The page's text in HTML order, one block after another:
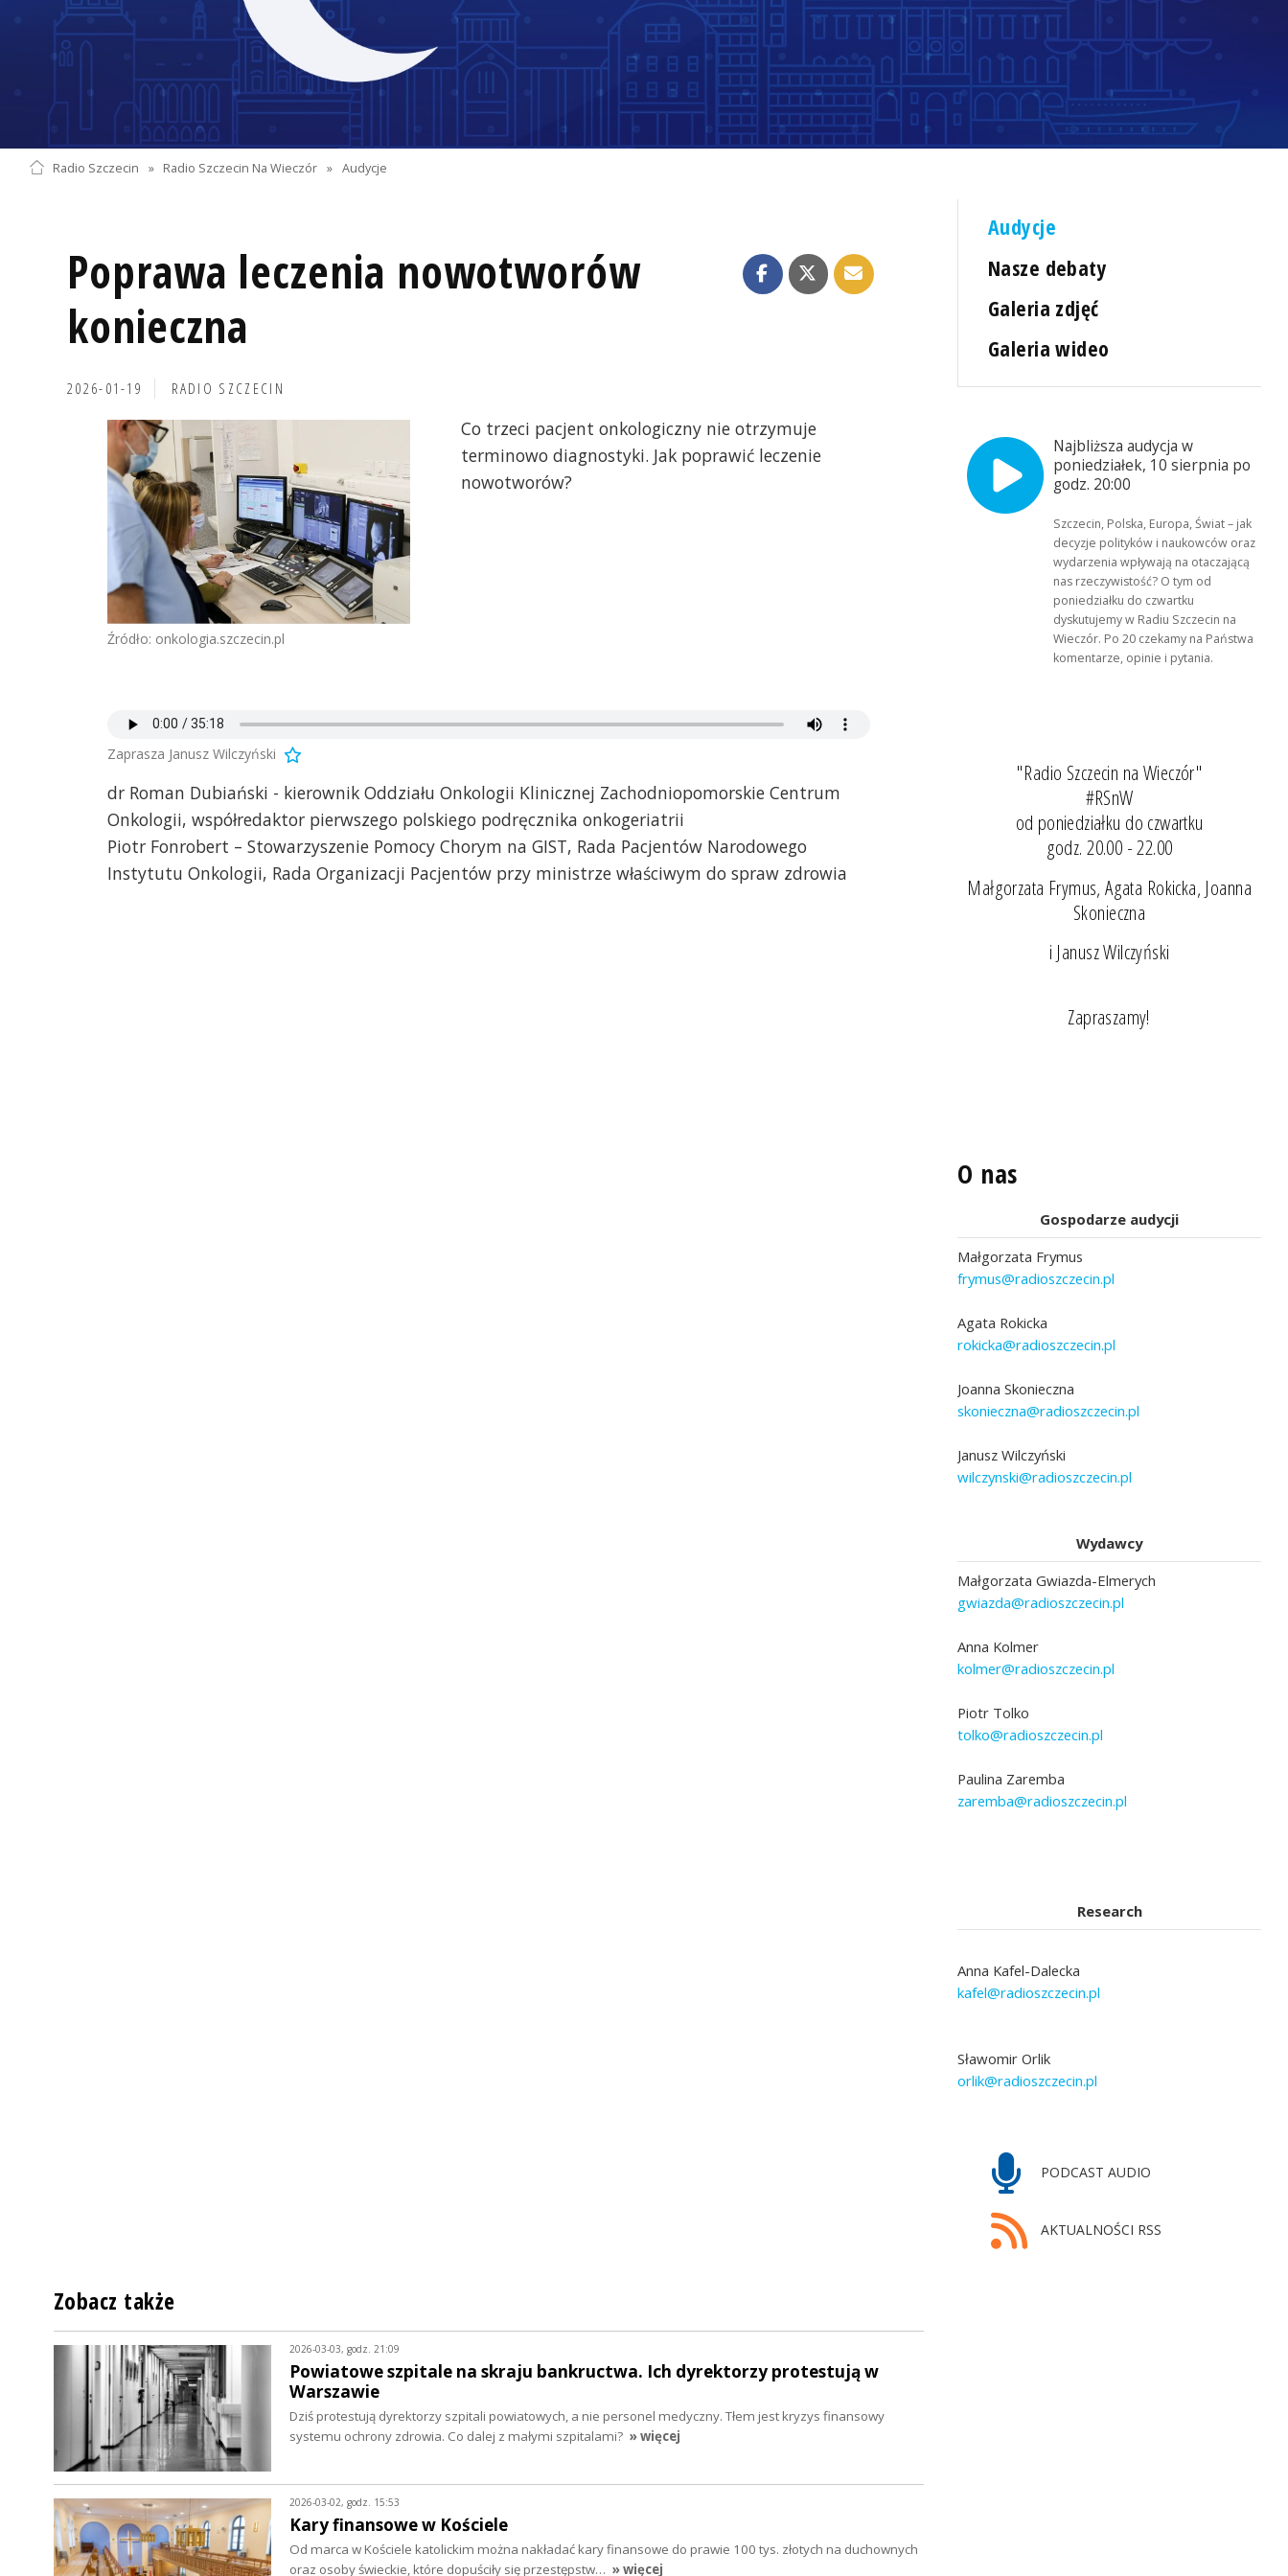
Radio Szczecin » Radio Szczecin Na Wieczór » Audycje
Poprawa leczenia nowotworów
konieczna
2026-01-19 RADIO SZCZECIN
Źródło: onkologia.szczecin.pl
Co trzeci pacjent onkologiczny nie otrzymuje
terminowo diagnostyki. Jak poprawić leczenie
nowotworów?
Zaprasza Janusz Wilczyński
dr Roman Dubiański - kierownik Oddziału Onkologii Klinicznej Zachodniopomorskie Centrum
Onkologii, współredaktor pierwszego polskiego podręcznika onkogeriatrii
Piotr Fonrobert – Stowarzyszenie Pomocy Chorym na GIST, Rada Pacjentów Narodowego
Instytutu Onkologii, Rada Organizacji Pacjentów przy ministrze właściwym do spraw zdrowia
Audycje
Nasze debaty
Galeria zdjęć
Galeria wideo
Najbliższa audycja w
poniedziałek, 10 sierpnia po
godz. 20:00
Szczecin, Polska, Europa, Świat – jak
decyzje polityków i naukowców oraz
wydarzenia wpływają na otaczającą
nas rzeczywistość? O tym od
poniedziałku do czwartku
dyskutujemy w Radiu Szczecin na
Wieczór. Po 20 czekamy na Państwa
komentarze, opinie i pytania.
"Radio Szczecin na Wieczór"
#RSnW
od poniedziałku do czwartku
godz. 20.00 - 22.00
Małgorzata Frymus, Agata Rokicka, Joanna
Skonieczna
i Janusz Wilczyński
Zapraszamy!
O nas
Gospodarze audycji
Małgorzata Frymus
frymus@radioszczecin.pl
Agata Rokicka
rokicka@radioszczecin.pl
Joanna Skonieczna
skonieczna@radioszczecin.pl
Janusz Wilczyński
wilczynski@radioszczecin.pl
Wydawcy
Małgorzata Gwiazda-Elmerych
gwiazda@radioszczecin.pl
Anna Kolmer
kolmer@radioszczecin.pl
Piotr Tolko
tolko@radioszczecin.pl
Paulina Zaremba
zaremba@radioszczecin.pl
Research
Anna Kafel-Dalecka
kafel@radioszczecin.pl
Sławomir Orlik
orlik@radioszczecin.pl
PODCAST AUDIO
AKTUALNOŚCI RSS
Zobacz także
2026-03-03, godz. 21:09
Powiatowe szpitale na skraju bankructwa. Ich dyrektorzy protestują w
Warszawie
Dziś protestują dyrektorzy szpitali powiatowych, a nie personel medyczny. Tłem jest kryzys finansowy
systemu ochrony zdrowia. Co dalej z małymi szpitalami? » więcej
2026-03-02, godz. 15:53
Kary finansowe w Kościele
Od marca w Kościele katolickim można nakładać kary finansowe do prawie 100 tys. złotych na duchownych
oraz osoby świeckie, które dopuściły się przestępstw… » więcej